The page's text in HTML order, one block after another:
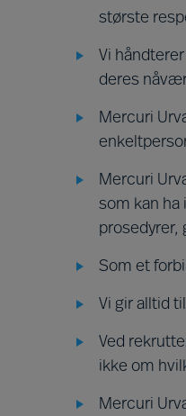
største
Vi
deres
Mercuri
Mercuri
som kan ha
prosedyrer,
Som et
Vi gir alltid
Ved
ikke om
Mercuri